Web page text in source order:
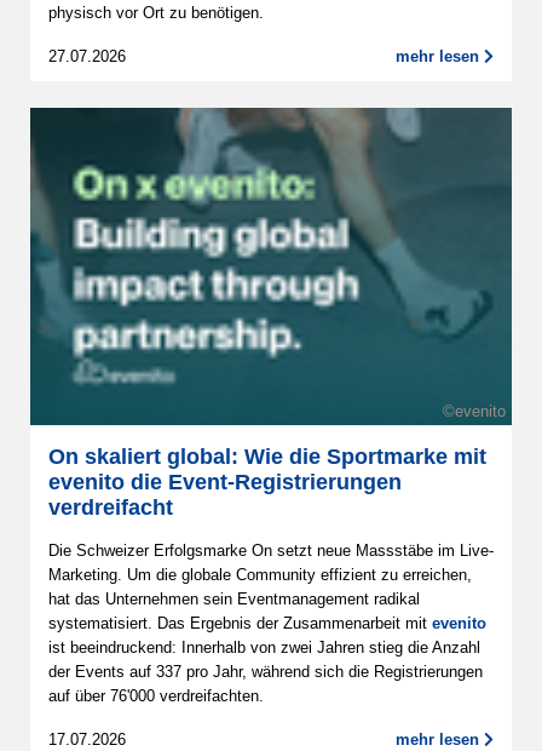
physisch vor Ort zu benötigen.
27.07.2026 mehr lesen
©evenito
On skaliert global: Wie die Sportmarke mit
evenito die Event-Registrierungen
verdreifacht
Die Schweizer Erfolgsmarke On setzt neue Massstäbe im Live-
Marketing. Um die globale Community effizient zu erreichen,
hat das Unternehmen sein Eventmanagement radikal
systematisiert. Das Ergebnis der Zusammenarbeit mit evenito
ist beeindruckend: Innerhalb von zwei Jahren stieg die Anzahl
der Events auf 337 pro Jahr, während sich die Registrierungen
auf über 76'000 verdreifachten.
17.07.2026 mehr lesen